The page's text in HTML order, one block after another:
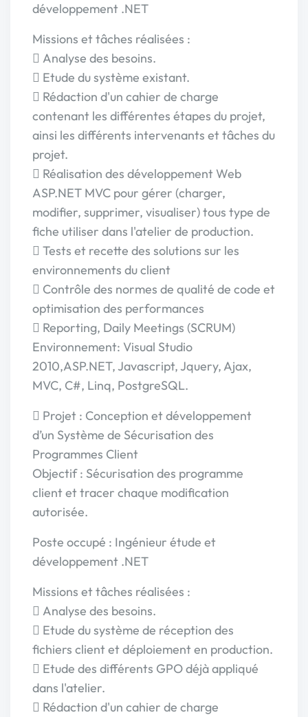
développement .NET
Missions et tâches réalisées :
 Analyse des besoins.
 Etude du système existant.
 Rédaction d'un cahier de charge
contenant les différentes étapes du projet,
ainsi les différents intervenants et tâches du
projet.
 Réalisation des développement Web
ASP.NET MVC pour gérer (charger,
modifier, supprimer, visualiser) tous type de
fiche utiliser dans l'atelier de production.
 Tests et recette des solutions sur les
environnements du client
 Contrôle des normes de qualité de code et
optimisation des performances
 Reporting, Daily Meetings (SCRUM)
Environnement: Visual Studio
2010,ASP.NET, Javascript, Jquery, Ajax,
MVC, C#, Linq, PostgreSQL.
 Projet : Conception et développement
d’un Système de Sécurisation des
Programmes Client
Objectif : Sécurisation des programme
client et tracer chaque modification
autorisée.
Poste occupé : Ingénieur étude et
développement .NET
Missions et tâches réalisées :
 Analyse des besoins.
 Etude du système de réception des
fichiers client et déploiement en production.
 Etude des différents GPO déjà appliqué
dans l'atelier.
 Rédaction d'un cahier de charge